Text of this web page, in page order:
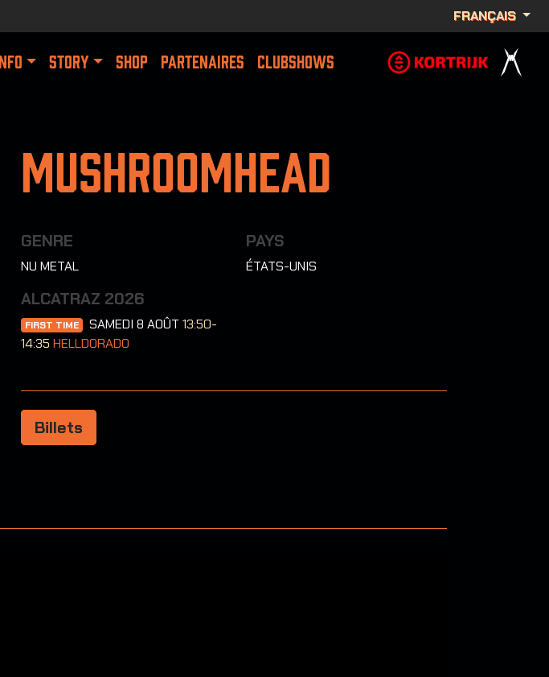
FRANÇAIS
INFO STORY SHOP PARTENAIRES CLUBSHOWS
Mushroomhead
GENRE
NU METAL
PAYS
ÉTATS-UNIS
ALCATRAZ 2026
FIRST TIME SAMEDI 8 AOÛT 13:50-
14:35 HELLDORADO
Billets